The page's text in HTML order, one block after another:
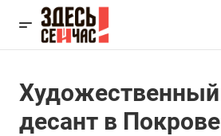
Художественный
десант в Покрове